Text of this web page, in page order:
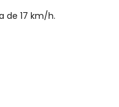
de 17 km/h.